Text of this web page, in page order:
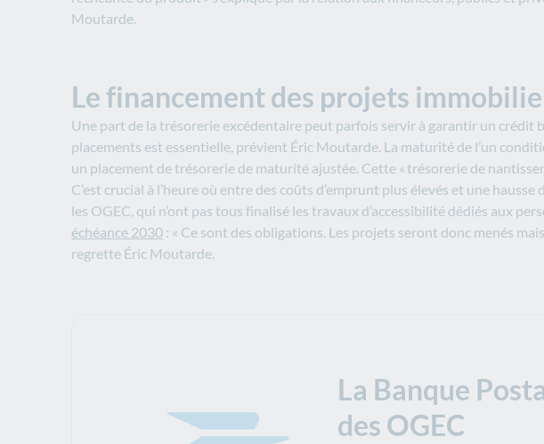
Moutarde.
Le financement des projets
Une part de la trésorerie excédentaire peut parfois servir à garantir un crédit
placements est essentielle, prévient Éric Moutarde. La maturité de l’un
un placement de trésorerie de maturité ajustée. Cette « trésorerie de
C’est crucial à l’heure où entre des coûts d’emprunt plus élevés et une
les OGEC, qui n’ont pas tous finalisé les travaux d’accessibilité dédiés aux
échéance 2030 : « Ce sont des obligations. Les projets seront donc menés
regrette Éric Moutarde.
La Banque
des OGEC